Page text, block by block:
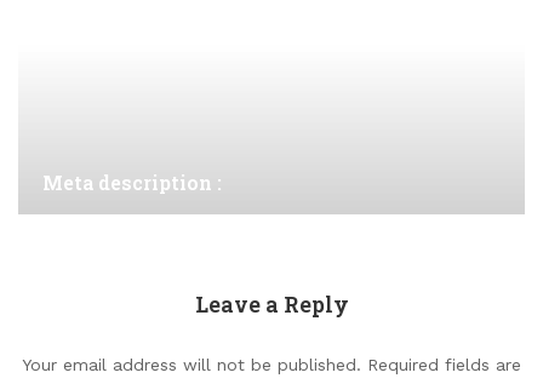
Meta description :
Leave a Reply
Your email address will not be published. Required fields are